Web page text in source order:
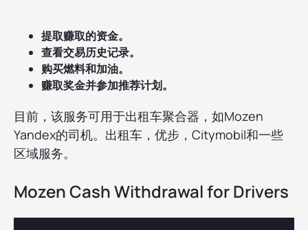
提取赚取的资金。
查看交易历史记录。
购买燃料和加油。
赚取奖金并参加推荐计划。
目前，该服务可用于出租车聚合器，如Mozen
Yandex的司机。出租车，优步，Citymobil和一些
区域服务。
Mozen Cash Withdrawal for Drivers